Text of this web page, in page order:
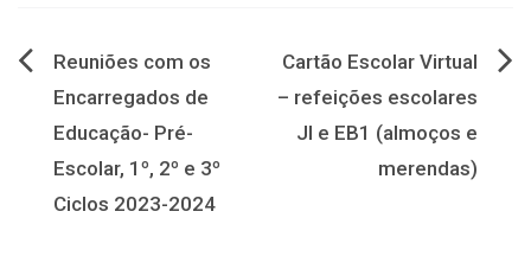
Navegação
de
artigos
Reuniões com os
Encarregados de
Educação- Pré-
Escolar, 1º, 2º e 3º
Ciclos 2023-2024
Cartão Escolar Virtual
– refeições escolares
JI e EB1 (almoços e
merendas)